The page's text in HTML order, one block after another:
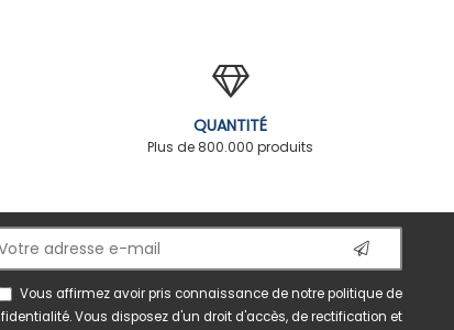
QUANTITÉ
Plus de 800.000 produits
Vous affirmez avoir pris connaissance de notrepolitique de
. Vous disposez d'un droit d'accès, de rectification et